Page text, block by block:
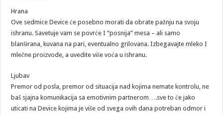
Hrana
Ove sedmice Device će posebno morati da obrate pažnju na svoju
ishranu. Savetuje vam se povrće I “posnija” mesa – ali samo
blanširana, kuvana na pari, eventualno grilovana. Izbegavajte mleko I
mlečne proizvode, a uvedite više voća u ishranu.
Ljubav
Premor od posla, premor od situacija nad kojima nemate kontrolu, ne
baš sjajna komunikacija sa emotivnim partnerom….sve to će jako
uticati na Device kojima je više od svega ovih dana potreban odmor i